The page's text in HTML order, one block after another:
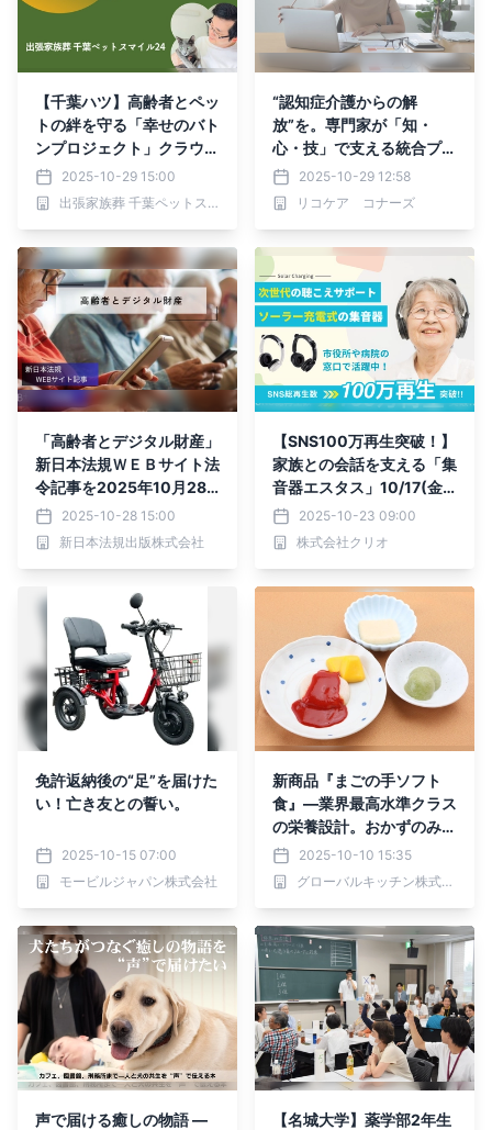
【千葉ハツ】高齢者とペッ
トの絆を守る「幸せのバト
ンプロジェクト」クラウド
ファンディング実施中
2025-10-29 15:00
出張家族葬 千葉ペットスマイル24
“認知症介護からの解
放”を。専門家が「知・
心・技」で支える統合プラ
ットフォーム「Konnors.
net」提供開始
2025-10-29 12:58
リコケア コナーズ
「高齢者とデジタル財産」
新日本法規ＷＥＢサイト法
令記事を2025年10月28
日に公開！
2025-10-28 15:00
新日本法規出版株式会社
【SNS100万再生突破！】
家族との会話を支える「集
音器エスタス」10/17(金)
CAMPFIREでクラウドフ
ァンディング開始！
2025-10-23 09:00
株式会社クリオ
免許返納後の“⾜”を届けた
い！亡き友との誓い。
2025-10-15 07:00
モービルジャパン株式会社
新商品『まごの手ソフト
食』—業界最高水準クラス
の栄養設計。おかずのみで
1日あたりエネルギー740k
cal・たんぱく質40.8g、1
1月11日（火）より全国販
2025-10-10 15:35
グローバルキッチン株式会社【まごの手キッチン】
声で届ける癒しの物語 ―
【名城大学】薬学部2年生